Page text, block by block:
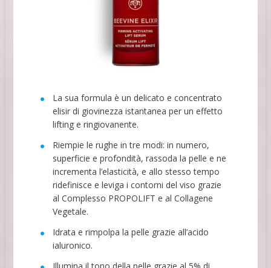
La sua formula è un delicato e concentrato
elisir di giovinezza istantanea per un effetto
lifting e ringiovanente.
Riempie le rughe in tre modi: in numero,
superficie e profondità, rassoda la pelle e ne
incrementa l’elasticità, e allo stesso tempo
ridefinisce e leviga i contorni del viso grazie
al Complesso PROPOLIFT e al Collagene
Vegetale.
Idrata e rimpolpa la pelle grazie all’acido
ialuronico.